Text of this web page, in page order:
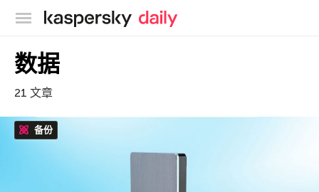
卡巴斯基官方博客
数据
21 文章
备份